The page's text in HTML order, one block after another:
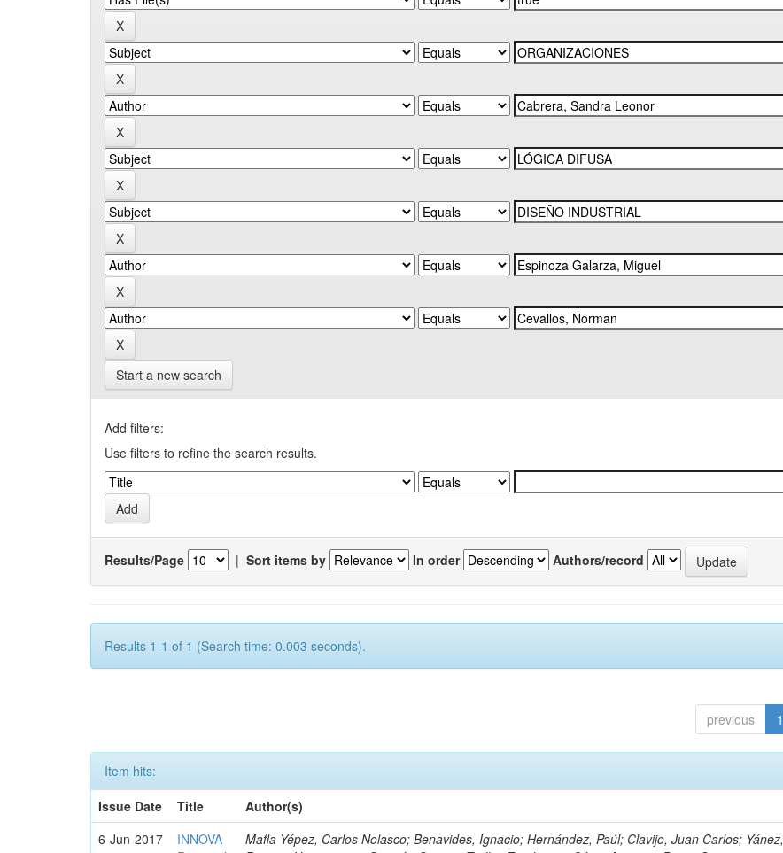
Start a new search
Add filters:
Use filters to refine the search results.
Results/Page | Sort items by In order Authors/record
Results 1-1 of 1 (Search time: 0.003 seconds).
previous 1
Item hits:
Issue Date
Title Author(s)
6-Jun-2017
INNOVA
Mafla Yépez, Carlos Nolasco; Benavides, Ignacio; Hernández, Paúl; Clavijo, Juan Carlos; Yánez,